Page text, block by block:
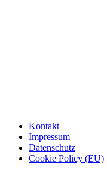
Kontakt
Impressum
Datenschutz
Cookie Policy (EU)